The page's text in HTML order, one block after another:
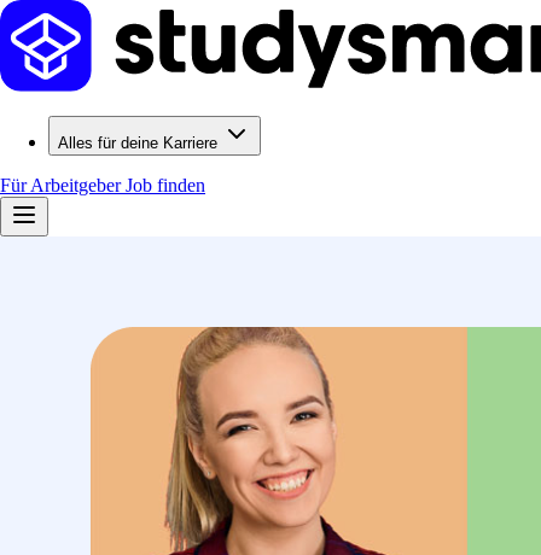
Alles für deine Karriere
Für ArbeitgeberJob finden